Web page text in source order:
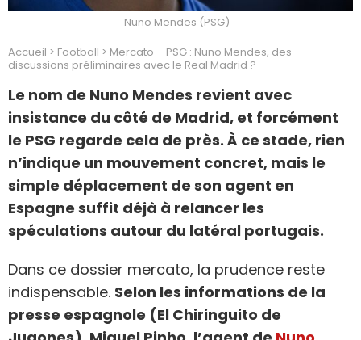
Nuno Mendes (PSG)
Accueil > Football > Mercato – PSG : Nuno Mendes, des
discussions préliminaires avec le Real Madrid ?
Le nom de Nuno Mendes revient avec
insistance du côté de Madrid, et forcément
le PSG regarde cela de près. À ce stade, rien
n’indique un mouvement concret, mais le
simple déplacement de son agent en
Espagne suffit déjà à relancer les
spéculations autour du latéral portugais.
Dans ce dossier mercato, la prudence reste
indispensable. Selon les informations de la
presse espagnole (El Chiringuito de